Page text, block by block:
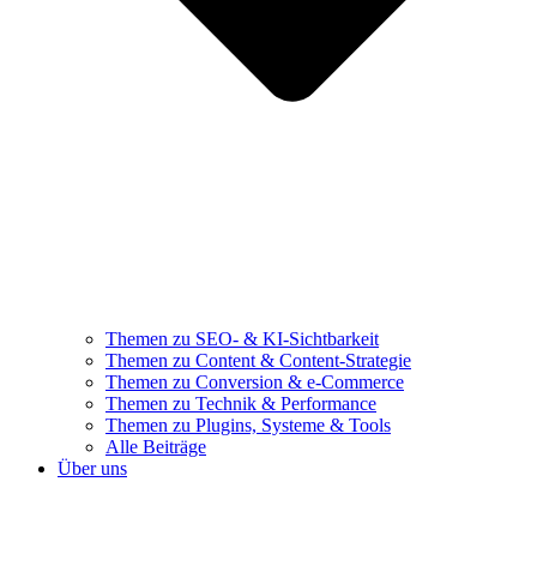
Themen zu SEO- & KI-Sichtbarkeit
Themen zu Content & Content-Strategie
Themen zu Conversion & e-Commerce
Themen zu Technik & Performance
Themen zu Plugins, Systeme & Tools
Alle Beiträge
Über uns